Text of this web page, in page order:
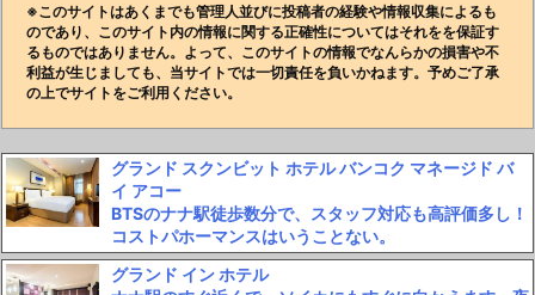
※このサイトはあくまでも管理人並びに投稿者の経験や情報収集によるも
のであり、このサイト内の情報に関する正確性についてはそれをを保証す
るものではありません。よって、このサイトの情報でなんらかの損害や不
利益が生じましても、当サイトでは一切責任を負いかねます。予めご了承
の上でサイトをご利用ください。
グランド スクンビット ホテル バンコク マネージド バ
イ アコー
BTSのナナ駅徒歩数分で、スタッフ対応も高評価多し！
コストパホーマンスはいうことない。
グランド イン ホテル